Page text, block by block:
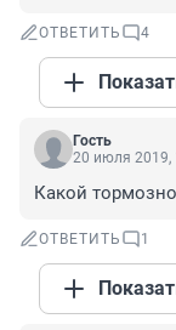
ОТВЕТИТЬ 4
Гость
20 июля 2019,
Какой
ОТВЕТИТЬ 1